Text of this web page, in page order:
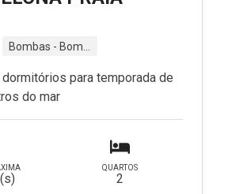
para temporada de
do mar
QUARTOS
2